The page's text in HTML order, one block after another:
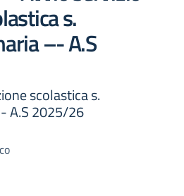
s.
–- A.S
scolastica s.
A.S 2025/26